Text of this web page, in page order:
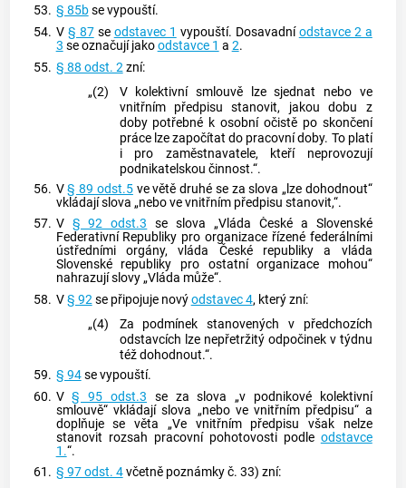
53. § 85bse vypouští.
54. V § 87se odstavec 1 vypouští. Dosavadníodstavce 2 a
3 se označují jakoodstavce 1 a 2.
55. § 88 odst. 2zní:
„(2)
V kolektivní smlouvě lze sjednat nebo ve
vnitřním předpisu stanovit, jakou dobu z
doby potřebné k osobní očistě po skončení
práce lze započítat do pracovní doby. To platí
i pro zaměstnavatele, kteří neprovozují
podnikatelskou činnost.“.
56. V§ 89 odst.5ve větě druhé se za slova „lze dohodnout“
vkládají slova „nebo ve vnitřním předpisu stanovit,“.
57. V § 92 odst.3 se slova „Vláda České a Slovenské
Federativní Republiky pro organizace řízené federálními
ústředními orgány, vláda České republiky a vláda
Slovenské republiky pro ostatní organizace mohou“
nahrazují slovy „Vláda může“.
58. V§ 92se připojuje novýodstavec 4, který zní:
„(4)
Za podmínek stanovených v předchozích
odstavcích lze nepřetržitý odpočinek v týdnu
též dohodnout.“.
59. § 94se vypouští.
60. V§ 95 odst.3 se za slova „v podnikové kolektivní
smlouvě“ vkládají slova „nebo ve vnitřním předpisu“ a
doplňuje se věta „Ve vnitřním předpisu však nelze
stanovit rozsah pracovní pohotovosti podle odstavce
1.“.
61. § 97 odst. 4včetně poznámky č. 33) zní: